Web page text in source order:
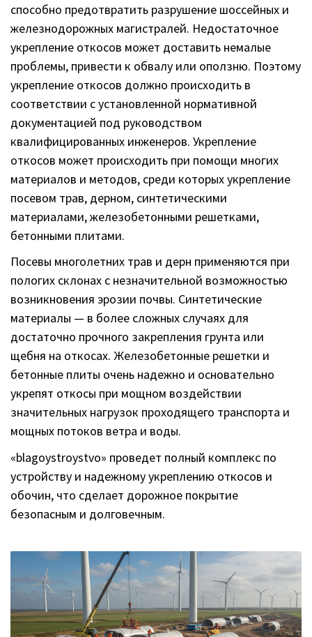
способно предотвратить разрушение шоссейных и
железнодорожных магистралей. Недостаточное
укрепление откосов может доставить немалые
проблемы, привести к обвалу или оползню. Поэтому
укрепление откосов должно происходить в
соответствии с установленной нормативной
документацией под руководством
квалифицированных инженеров. Укрепление
откосов может происходить при помощи многих
материалов и методов, среди которых укрепление
посевом трав, дерном, синтетическими
материалами, железобетонными решетками,
бетонными плитами.
Посевы многолетних трав и дерн применяются при
пологих склонах с незначительной возможностью
возникновения эрозии почвы. Синтетические
материалы — в более сложных случаях для
достаточно прочного закрепления грунта или
щебня на откосах. Железобетонные решетки и
бетонные плиты очень надежно и основательно
укрепят откосы при мощном воздействии
значительных нагрузок проходящего транспорта и
мощных потоков ветра и воды.
«blagoystroystvo» проведет полный комплекс по
устройству и надежному укреплению откосов и
обочин, что сделает дорожное покрытие
безопасным и долговечным.